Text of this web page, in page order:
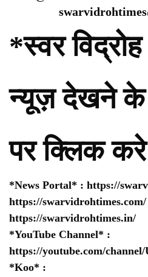
*स्वर
न्यूज़ देखने के
पर क्लिक
*News Portal* : https://
https://swarvidrohtimes.com/
https://swarvidrohtimes.in/
*YouTube Channel* :
https://youtube.com/
*Koo* :